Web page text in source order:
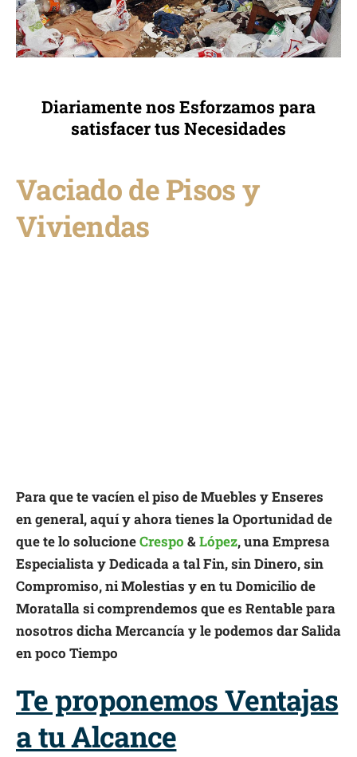
Diariamente nos Esforzamos para
satisfacer tus Necesidades
Vaciado de Pisos y
Viviendas
Para que te vacíen el piso de Muebles y Enseres
en general, aquí y ahora tienes la Oportunidad de
que te lo solucioneCrespo &López, una Empresa
Especialista y Dedicada a tal Fin, sin Dinero, sin
Compromiso, ni Molestias y en tu Domicilio de
Moratalla si comprendemos que es Rentable para
nosotros dicha Mercancía y le podemos dar Salida
en poco Tiempo
Te proponemos Ventajas
a tu Alcance